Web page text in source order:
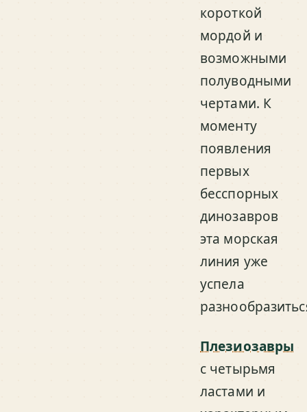
короткой
мордой и
возможными
полуводными
чертами. К
моменту
появления
первых
бесспорных
динозавров
эта морская
линия уже
успела
Плезиозавры
с четырьмя
ластами и